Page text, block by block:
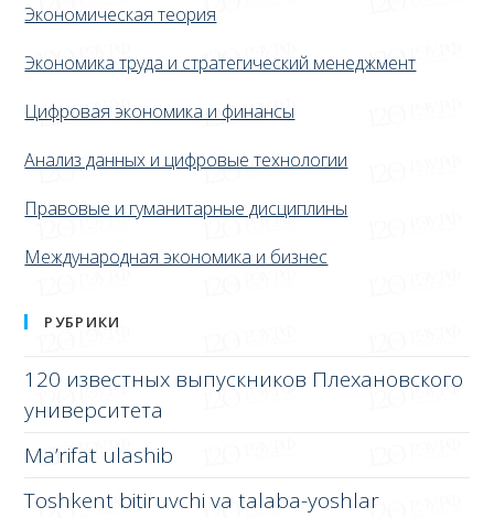
Экономическая теория
Экономика труда и стратегический менеджмент
Цифровая экономика и финансы
Анализ данных и цифровые технологии
Правовые и гуманитарные дисциплины
Международная экономика и бизнес
РУБРИКИ
120 известных выпускников Плехановского
университета
Ma’rifat ulashib
Toshkent bitiruvchi va talaba-yoshlar